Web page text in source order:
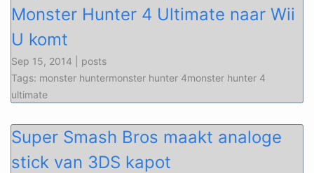
Monster Hunter 4 Ultimate naar Wii
U komt
Sep 15, 2014 | posts
Tags: monster huntermonster hunter 4monster hunter 4
ultimate
Super Smash Bros maakt analoge
stick van 3DS kapot